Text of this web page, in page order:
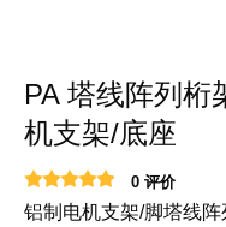
PA 塔线阵列桁
机支架/底座
0 评价
铝制电机支架/脚塔线